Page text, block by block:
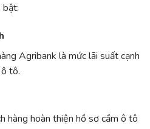
bật:
Agribank là mức lãi suất cạnh
tô.
hàng hoàn thiện hồ sơ cầm ô tô